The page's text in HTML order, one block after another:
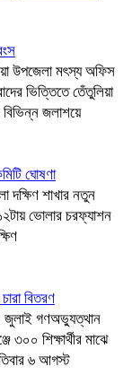
উপজেলা মৎস্য অফিস
ভিত্তিতে তেঁতুলিয়া
জলাশয়ে
ঘোষণা
দক্ষিণ শাখার নতুন
ভোলার চরফ্যাশন
বিতরণ
: জুলাই গণঅভ্যুত্থান
৩০০ শিক্ষার্থীর মাঝে
৬ আগস্ট